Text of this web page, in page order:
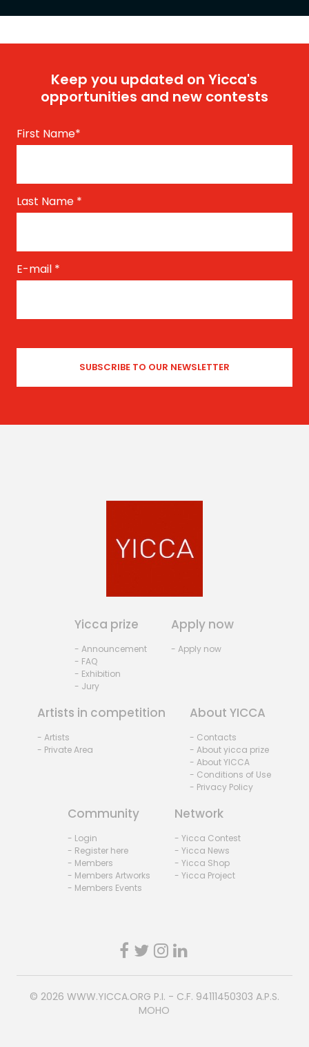
Keep you updated on Yicca's
opportunities and new contests
First Name*
Last Name *
E-mail *
Yicca prize
- Announcement
- FAQ
- Exhibition
- Jury
Apply now
- Apply now
Artists in competition
- Artists
- Private Area
About YICCA
- Contacts
- About yicca prize
- About YICCA
- Conditions of Use
- Privacy Policy
Community
- Login
- Register here
- Members
- Members Artworks
- Members Events
Network
- Yicca Contest
- Yicca News
- Yicca Shop
- Yicca Project
© 2026 WWW.YICCA.ORG P.I. - C.F. 94111450303 A.P.S.
MOHO